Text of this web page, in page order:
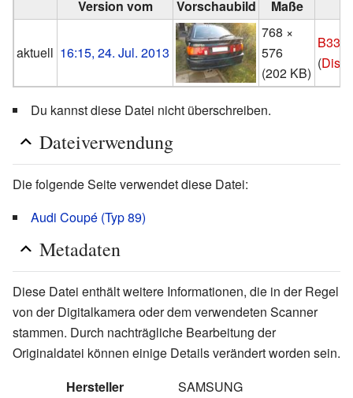
Version vom Vorschaubild Maße
aktuell 16:15, 24. Jul. 2013
768 ×
576
(202 KB)
(
Du kannst diese Datei nicht überschreiben.
Dateiverwendung
Die folgende Seite verwendet diese Datei:
Audi Coupé (Typ 89)
Metadaten
Diese Datei enthält weitere Informationen, die in der Regel
von der Digitalkamera oder dem verwendeten Scanner
stammen. Durch nachträgliche Bearbeitung der
Originaldatei können einige Details verändert worden sein.
Hersteller
SAMSUNG